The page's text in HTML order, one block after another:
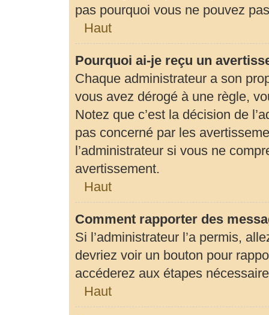
pas pourquoi vous ne pouvez
Haut
Pourquoi ai-je reçu un
Chaque administrateur a son
vous avez dérogé à une règle,
Notez que c’est la décision de
pas concerné par les
l’administrateur si vous ne
avertissement.
Haut
Comment rapporter des
Si l’administrateur l’a permis,
devriez voir un bouton pour
accéderez aux étapes
Haut